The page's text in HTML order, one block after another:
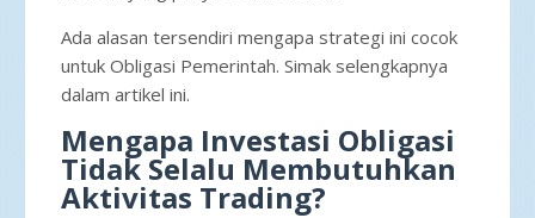
Ada alasan tersendiri mengapa strategi ini cocok
untuk Obligasi Pemerintah. Simak selengkapnya
dalam artikel ini.
Mengapa Investasi Obligasi
Tidak Selalu Membutuhkan
Aktivitas Trading?